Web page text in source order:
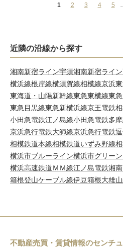
1 2 3 4 5
近隣の沿線から探す
湘南新宿ライン宇須湘南新宿ライ
横浜線根岸線横須賀線相模線京浜
東海道・山陽新幹線東急東横線東
東急目黒線東急新横浜線京王電鉄
小田急電鉄江ノ島線小田急電鉄多
京浜急行電鉄大師線京浜急行電鉄
相模鉄道本線相模鉄道いずみ野線
横浜市ブルーライン横浜市グリーン
横浜高速鉄道ＭＭ線江ノ島電鉄湘
箱根登山ケーブル線伊豆箱根大雄
不動産売買・賃貸情報のセンチ